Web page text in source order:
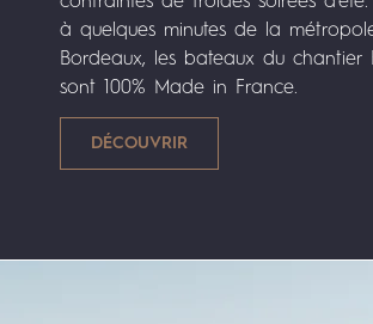
à quelques minutes de la
Bordeaux, les bateaux du chantier
sont 100% Made in France.